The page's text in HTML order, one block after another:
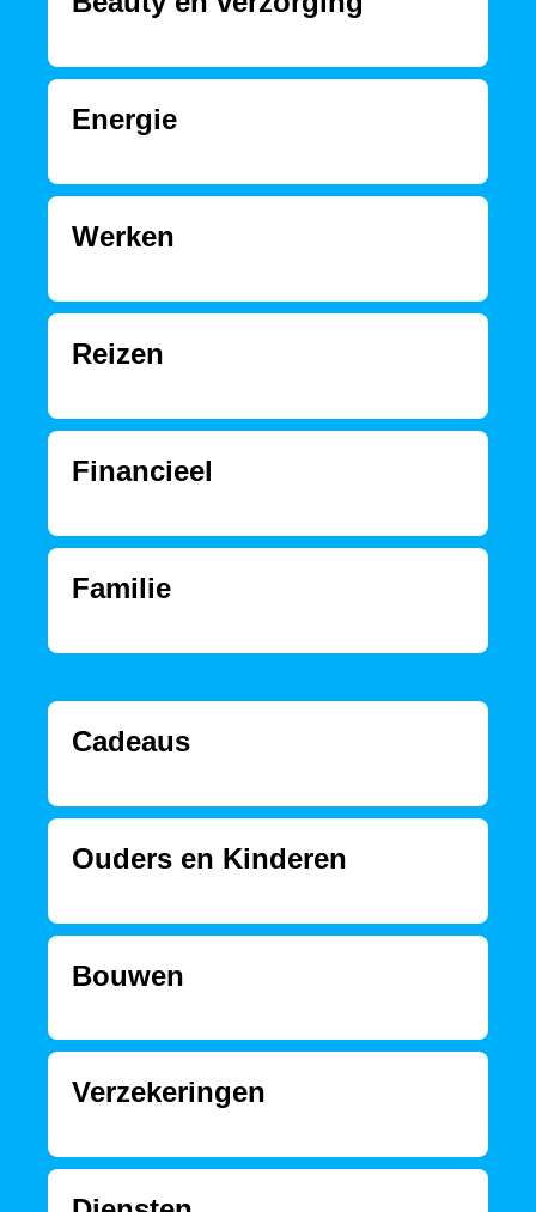
Energie
Werken
Reizen
Financieel
Familie
Cadeaus
Ouders en Kinderen
Bouwen
Verzekeringen